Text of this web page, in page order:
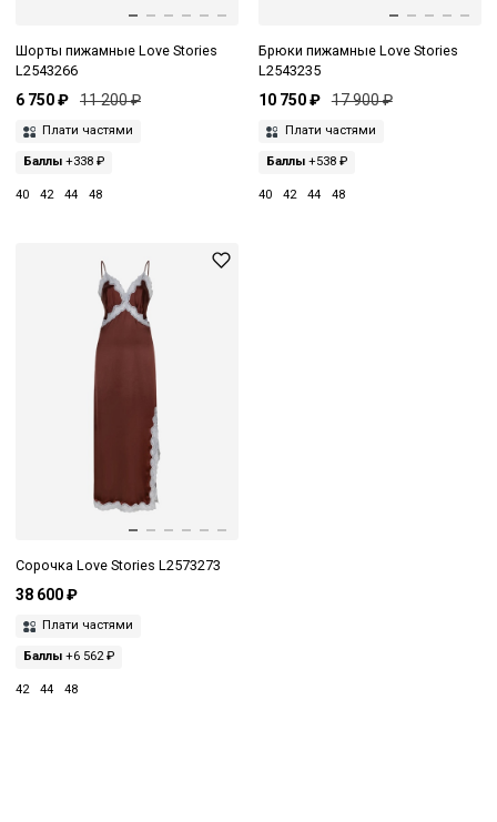
Шорты пижамные Love Stories
L2543266
6 750 ₽ 11 200 ₽
Плати частями
Баллы +338 ₽
40 42 44 48
Брюки пижамные Love Stories
L2543235
10 750 ₽ 17 900 ₽
Плати частями
Баллы+538 ₽
40 42 44 48
Сорочка Love Stories L2573273
38 600 ₽
Плати частями
Баллы +6 562 ₽
42 44 48